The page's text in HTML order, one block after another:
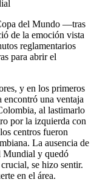
del Mundo —tras
de la emoción vista
reglamentarios
para abrir el
y en los primeros
una ventaja
al lastimarlo
por la izquierda con
centros fueron
La ausencia de
Mundial y quedó
se hizo sentir.
en el área.